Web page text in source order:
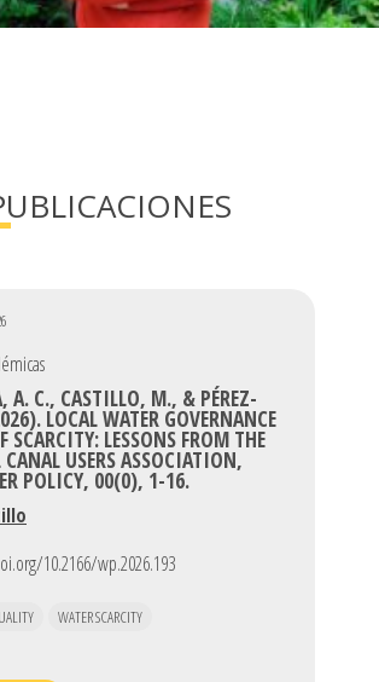
A. C., CASTILLO, M., & PÉREZ-
LOCAL WATER GOVERNANCE
SCARCITY: LESSONS FROM THE
CANAL USERS ASSOCIATION,
POLICY, 00(0), 1-16.
10.2166/wp.2026.193
WATER SCARCITY